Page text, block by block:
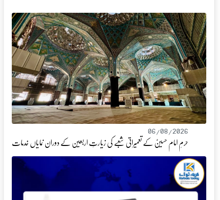
06/08/2026
حرمِ امام حسینؑ کے تعمیراتی شعبے کی زیارتِ اربعین کے دوران نمایاں خدمات